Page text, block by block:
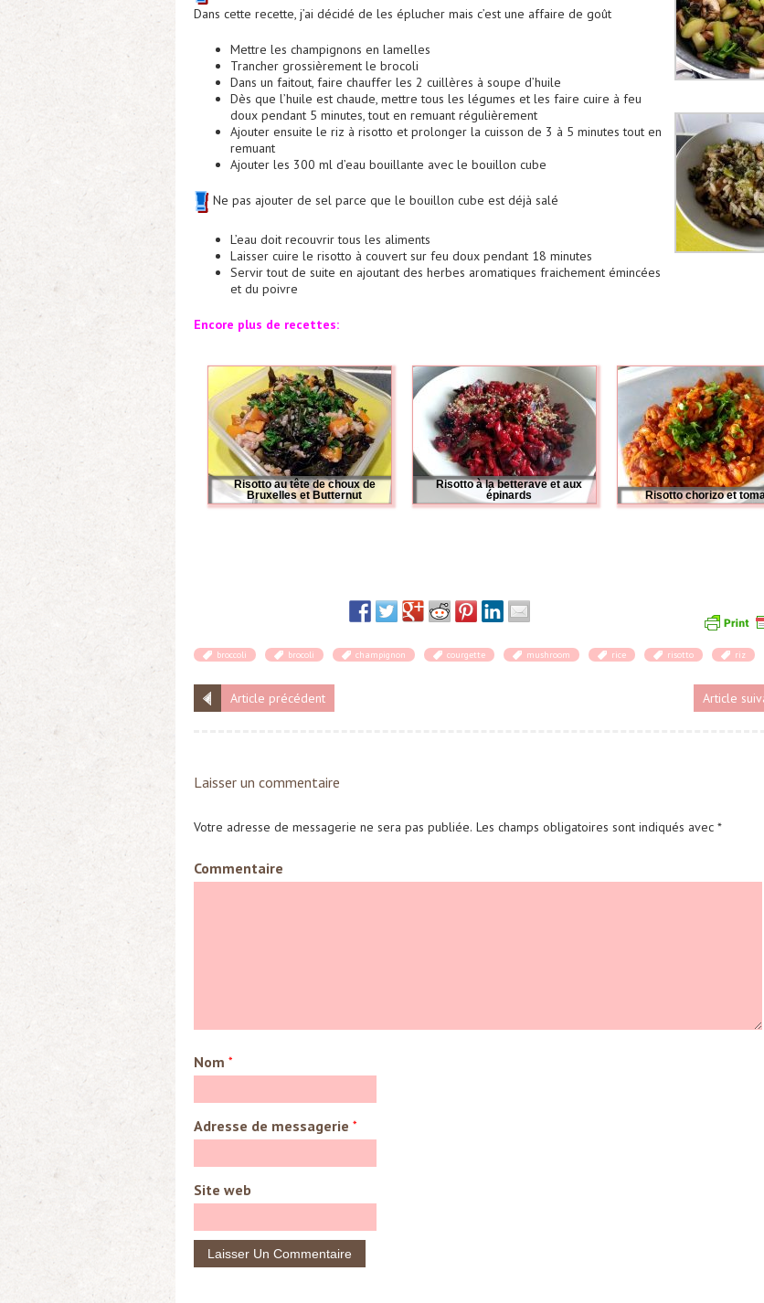
Dans cette recette, j’ai décidé de les éplucher mais c’est une affaire de goût
Mettre les champignons en lamelles
Trancher grossièrement le brocoli
Dans un faitout, faire chauffer les 2 cuillères à soupe d’huile
Dès que l’huile est chaude, mettre tous les légumes et les faire cuire à feu
doux pendant 5 minutes, tout en remuant régulièrement
Ajouter ensuite le riz à risotto et prolonger la cuisson de 3 à 5 minutes tout en
remuant
Ajouter les 300 ml d’eau bouillante avec le bouillon cube
Ne pas ajouter de sel parce que le bouillon cube est déjà salé
L’eau doit recouvrir tous les aliments
Laisser cuire le risotto à couvert sur feu doux pendant 18 minutes
Servir tout de suite en ajoutant des herbes aromatiques fraichement émincées
et du poivre
Encore plus de recettes:
Risotto au tête de choux de
Bruxelles et Butternut
Risotto à la betterave et aux
épinards
Risotto chorizo et
broccoli brocoli champignon courgette mushroom rice risotto riz
Article précédent Article
Laisser un commentaire
Votre adresse de messagerie ne sera pas publiée. Les champs obligatoires sont indiqués avec *
Commentaire
Nom *
Adresse de messagerie *
Site web